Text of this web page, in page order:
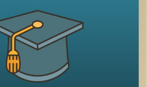
שינויים אלו. מה עלינו ללמוד כדי
מתאימים לעולם הדיגיטלי
והמהירים המתרחשים בו? אילו
לשפר ולטפח על מנת להשתלב
הנוכחי, שדורש גמישות רבה ?